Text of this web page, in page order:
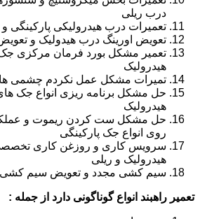
درب ریلی
تعمیرات درب هیدرولیکی پارکینگی و
تعویض اورینگ درب هیدولیک و
تعمیر مشکل بورد فرمان مرکزی جک
هیدرولیک
تمیرات مشکل عمل نکردم چشمی
حل مشکل برنامه ریزی انواع جک
هیدرولیک
حل مشکل ست کردن ریموت و
روی انواع جک پارکینگی
سرویس کاری و روزغن کاری تخصصی
هیدرولیک و ریلی
سیم کشی مجدد و تعویض سیم کشی
تعمیر راهبند انواع گوناگونی دارد از جمله :